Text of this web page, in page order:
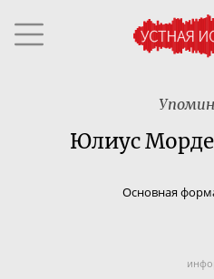
Юлиус
Основная